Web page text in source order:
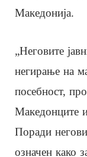
Македонија.
„Неговите
негирање на
посебност,
Македонците
Поради
означен како